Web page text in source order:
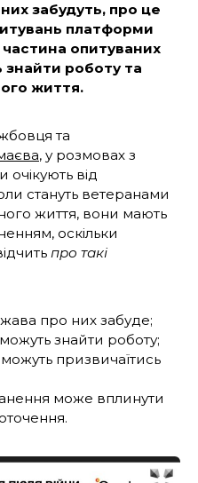
забудуть, про це
платформи
опитуваних
роботу та
життя.
та
, у розмовах з
від
стануть ветеранами
життя, вони мають
оскільки
про такі
про них забуде;
знайти роботу;
призвичаїтись
може вплинути